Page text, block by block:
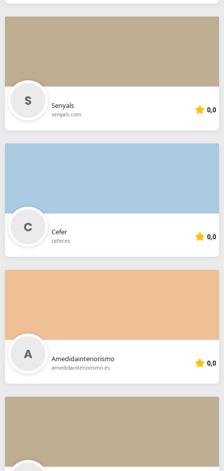
Senyals
senyals.com 0,0
Cefer
cefer.es 0,0
Amedidainteriorismo
amedidainteriorismo.es 0,0